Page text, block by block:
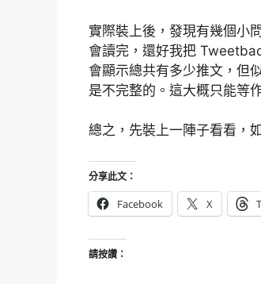
實際裝上後，發現有幾個小
會讀完，還好我把
會顯示總共有多少推文，但
是不完整的。這大概只能等
總之，先裝上一陣子看看，
分享此文：
Facebook X
請按讚：